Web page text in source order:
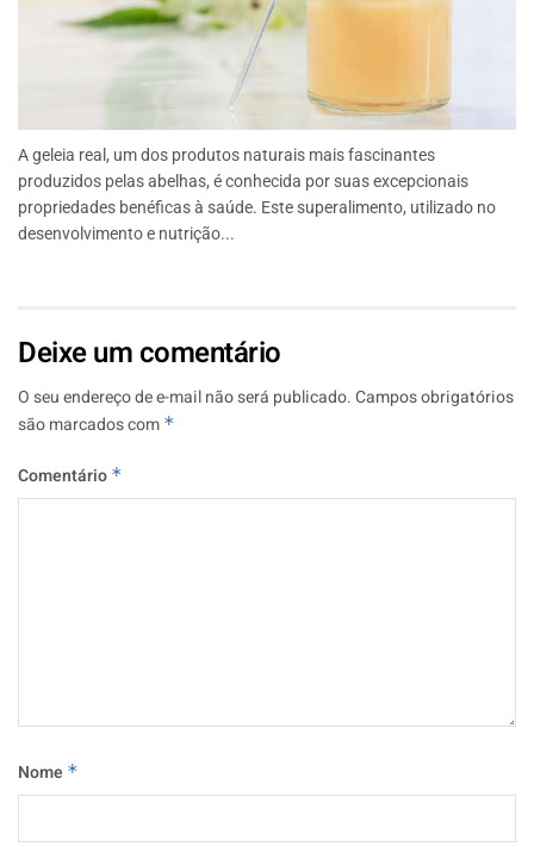
A geleia real, um dos produtos naturais mais fascinantes
produzidos pelas abelhas, é conhecida por suas excepcionais
propriedades benéficas à saúde. Este superalimento, utilizado no
desenvolvimento e nutrição...
Deixe um comentário
O seu endereço de e-mail não será publicado.Campos obrigatórios
são marcados com *
Comentário *
Nome *